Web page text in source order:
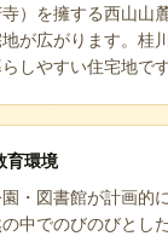
）を擁する西山山
が広がります。桂
しやすい住宅地です
育環境
・図書館が計画的
中でのびのびとし